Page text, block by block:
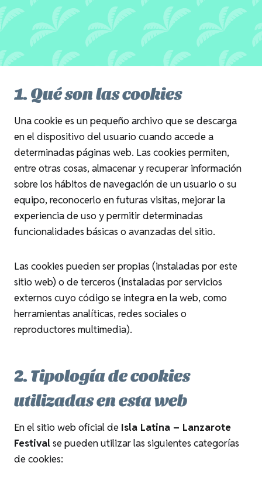
1. Qué son las cookies
Una cookie es un pequeño archivo que se descarga
en el dispositivo del usuario cuando accede a
determinadas páginas web. Las cookies permiten,
entre otras cosas, almacenar y recuperar información
sobre los hábitos de navegación de un usuario o su
equipo, reconocerlo en futuras visitas, mejorar la
experiencia de uso y permitir determinadas
funcionalidades básicas o avanzadas del sitio.
Las cookies pueden ser propias (instaladas por este
sitio web) o de terceros (instaladas por servicios
externos cuyo código se integra en la web, como
herramientas analíticas, redes sociales o
reproductores multimedia).
2. Tipología de cookies
utilizadas en esta web
En el sitio web oficial de Isla Latina – Lanzarote
Festivalse pueden utilizar las siguientes categorías
de cookies: